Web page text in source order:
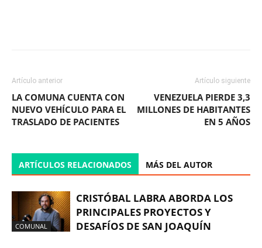
Artículo anterior
LA COMUNA CUENTA CON
NUEVO VEHÍCULO PARA EL
TRASLADO DE PACIENTES
Artículo siguiente
VENEZUELA PIERDE 3,3
MILLONES DE HABITANTES
EN 5 AÑOS
ARTÍCULOS RELACIONADOS MÁS DEL AUTOR
COMUNAL
CRISTÓBAL LABRA ABORDA LOS
PRINCIPALES PROYECTOS Y
DESAFÍOS DE SAN JOAQUÍN